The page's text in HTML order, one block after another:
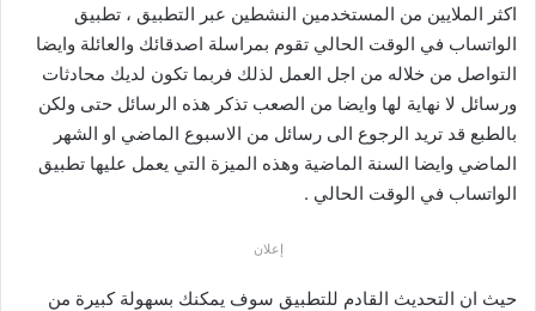
اكثر الملايين من المستخدمين النشطين عبر التطبيق ، تطبيق
الواتساب في الوقت الحالي تقوم بمراسلة اصدقائك والعائلة وايضا
التواصل من خلاله من اجل العمل لذلك فربما تكون لديك محادثات
ورسائل لا نهاية لها وايضا من الصعب تذكر هذه الرسائل حتى ولكن
بالطبع قد تريد الرجوع الى رسائل من الاسبوع الماضي او الشهر
الماضي وايضا السنة الماضية وهذه الميزة التي يعمل عليها تطبيق
الواتساب في الوقت الحالي .
إعلان
حيث ان التحديث القادم للتطبيق سوف يمكنك بسهولة كبيرة من